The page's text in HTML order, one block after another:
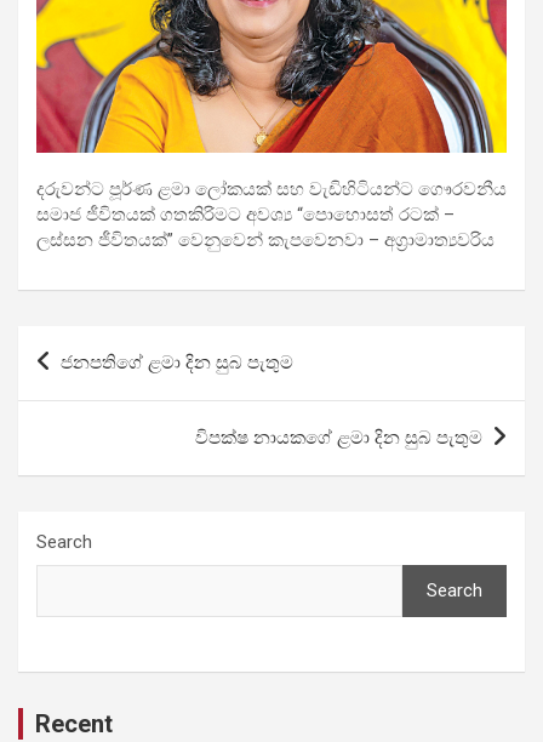
දරුවන්ට පූර්ණ ළමා ලෝකයක් සහ වැඩිහිටියන්ට ගෞරවනීය
සමාජ ජීවිතයක් ගතකිරිමට අවශ්‍ය “පො‍හොසත් රටක් –
ලස්සන ජීවිතයක්” වෙනුවෙන් කැප‍වෙනවා – අග්‍රාමාත්‍යවරිය
Post
navigation
ජනපතිගේ ළමා දින සුබ පැතුම
විපක්ෂ නායකගේ ළමා දින සුබ පැතුම
Search
Search
Recent